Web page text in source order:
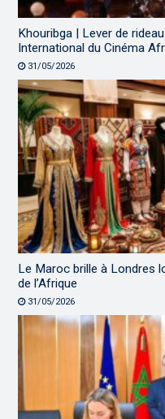
Khouribga | Lever de
International du Cinéma
31/05/2026
Le Maroc brille à Londres
de l’Afrique
31/05/2026